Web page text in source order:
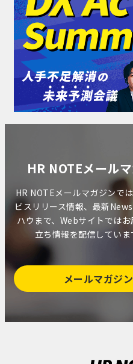
HR NOTEメール
HR NOTEメールマガジンで
ビスリリース情報、最新
ハウまで、Webサイトでは
立ち情報を配信していま
メールマガジ